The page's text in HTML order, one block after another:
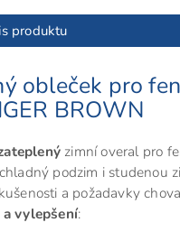
produktu
obleček pro
BROWN
zimní overal pro
podzim i studenou
a požadavky
a vylepšení: